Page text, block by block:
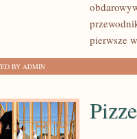
pierwsze
BY ADMIN